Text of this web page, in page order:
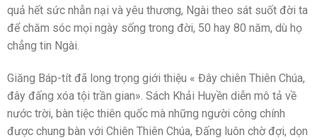
quả hết sức nhẫn nại và yêu thương, Ngài theo sát suốt đời ta
để chăm sóc mọi ngày sống trong đời, 50 hay 80 năm, dù họ
chẳng tin Ngài.
Giăng Báp-tít đã long trọng giới thiệu « Đây chiên Thiên Chúa,
đây đấng xóa tội trần gian». Sách Khải Huyền diễn mô tả về
nước trời, bàn tiệc thiên quốc mà những người công chính
được chung bàn với Chiên Thiên Chúa, Đấng luôn chờ đợi, dọn